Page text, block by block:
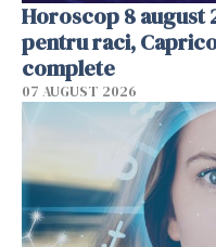
Horoscop 8 august
pentru raci,
complete
07 AUGUST 2026